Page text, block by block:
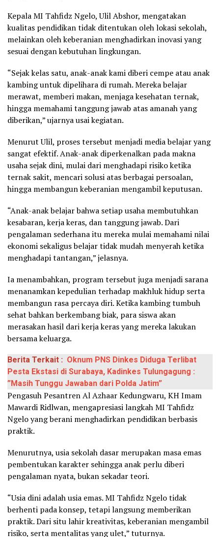
Kepala MI Tahfidz Ngelo, Ulil Abshor, mengatakan
kualitas pendidikan tidak ditentukan oleh lokasi sekolah,
melainkan oleh keberanian menghadirkan inovasi yang
sesuai dengan kebutuhan lingkungan.
“Sejak kelas satu, anak-anak kami diberi cempe atau anak
kambing untuk dipelihara di rumah. Mereka belajar
merawat, memberi makan, menjaga kesehatan ternak,
hingga memahami tanggung jawab atas amanah yang
diberikan,” ujarnya usai kegiatan.
Menurut Ulil, proses tersebut menjadi media belajar yang
sangat efektif. Anak-anak diperkenalkan pada makna
usaha sejak dini, mulai dari menghadapi risiko ketika
ternak sakit, mencari solusi atas berbagai persoalan,
hingga membangun keberanian mengambil keputusan.
“Anak-anak belajar bahwa setiap usaha membutuhkan
kesabaran, kerja keras, dan tanggung jawab. Dari
pengalaman sederhana itu mereka mulai memahami nilai
ekonomi sekaligus belajar tidak mudah menyerah ketika
menghadapi tantangan,” jelasnya.
Ia menambahkan, program tersebut juga menjadi sarana
menanamkan kepedulian terhadap makhluk hidup serta
membangun rasa percaya diri. Ketika kambing tumbuh
sehat bahkan berkembang biak, para siswa akan
merasakan hasil dari kerja keras yang mereka lakukan
bersama keluarga.
Berita Terkait : Oknum PNS Dinkes Diduga Terlibat
Pesta Ekstasi di Surabaya, Kadinkes Tulungagung :
”Masih Tunggu Jawaban dari Polda Jatim”
Pengasuh Pesantren Al Azhaar Kedungwaru, KH Imam
Mawardi Ridlwan, mengapresiasi langkah MI Tahfidz
Ngelo yang berani menghadirkan pendidikan berbasis
praktik.
Menurutnya, usia sekolah dasar merupakan masa emas
pembentukan karakter sehingga anak perlu diberi
pengalaman nyata, bukan sekadar teori.
“Usia dini adalah usia emas. MI Tahfidz Ngelo tidak
berhenti pada konsep, tetapi langsung memberikan
praktik. Dari situ lahir kreativitas, keberanian mengambil
risiko, serta mentalitas yang ulet,” tuturnya.